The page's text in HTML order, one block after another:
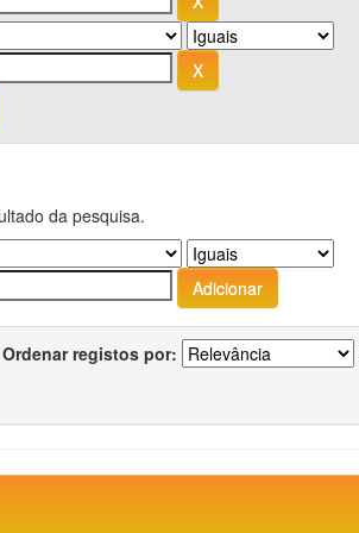
da pesquisa.
Ordenar registos por: